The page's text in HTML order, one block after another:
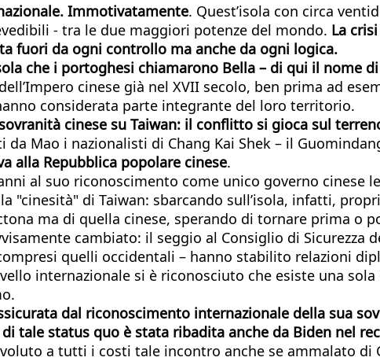
Immotivatamente. Quest’isola con circa
- tra le due maggiori potenze del mondo. La
fuori da ogni controllo ma anche da ogni logica.
che i portoghesi chiamarono Bella – di qui il nome
cinese già nel XVII secolo, ben prima ad
considerata parte integrante del loro territorio.
cinese su Taiwan: il conflitto si gioca sul
da Mao i nazionalisti di Chang Kai Shek – il
alla Repubblica popolare cinese.
al suo riconoscimento come unico governo
"cinesità" di Taiwan: sbarcando sull’isola, infatti,
ma di quella cinese, sperando di tornare prima o
cambiato: il seggio al Consiglio di Sicurezza
quelli occidentali – hanno stabilito relazioni
internazionale si è riconosciuto che esiste una sola
dal riconoscimento internazionale della sua
tale status quo è stata ribadita anche da Biden nel
a tutti i costi tale incontro anche se ammalato di